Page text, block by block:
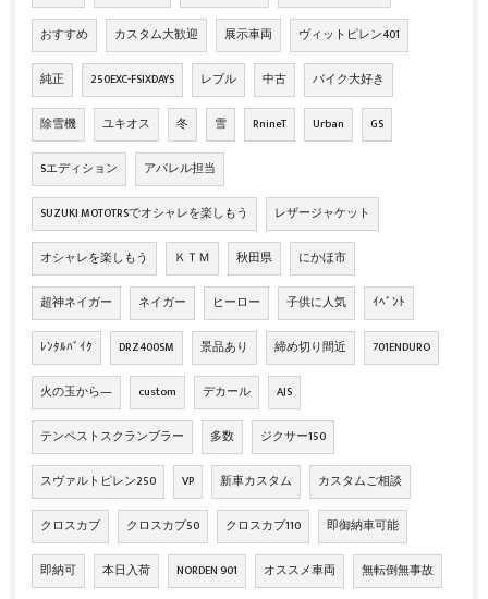
おすすめ カスタム大歓迎 展示車両 ヴィットピレン401
純正 250EXC-FSIXDAYS レブル 中古 バイク大好き
除雪機 ユキオス 冬 雪 RnineT Urban GS
Sエディション アパレル担当
SUZUKI MOTOTRSでオシャレを楽しもう レザージャケット
オシャレを楽しもう ＫＴＭ 秋田県 にかほ市
超神ネイガー ネイガー ヒーロー 子供に人気 ｲﾍﾞﾝﾄ
ﾚﾝﾀﾙﾊﾞｲｸ DRZ400SM 景品あり 締め切り間近 701ENDURO
火の玉から― custom デカール AJS
テンペストスクランブラー 多数 ジクサー150
スヴァルトピレン250 VP 新車カスタム カスタムご相談
クロスカブ クロスカブ50 クロスカブ110 即御納車可能
即納可 本日入荷 NORDEN 901 オススメ車両 無転倒無事故